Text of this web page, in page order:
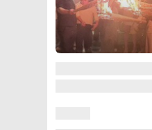
图集
江西铅山：